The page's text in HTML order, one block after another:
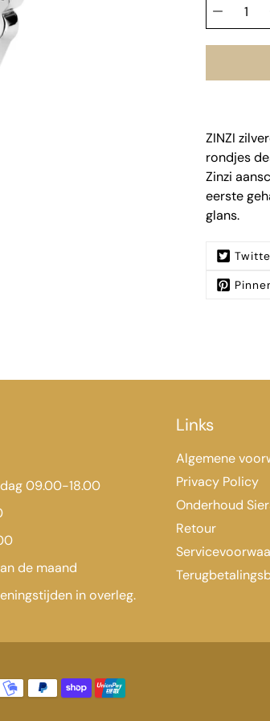
selector
ZINZI
rondjes
Zinzi
eerste
glans.
09.00-18.00
de maand
in overleg.
Links
Algemene
Privacy Policy
Onderhoud
Retour